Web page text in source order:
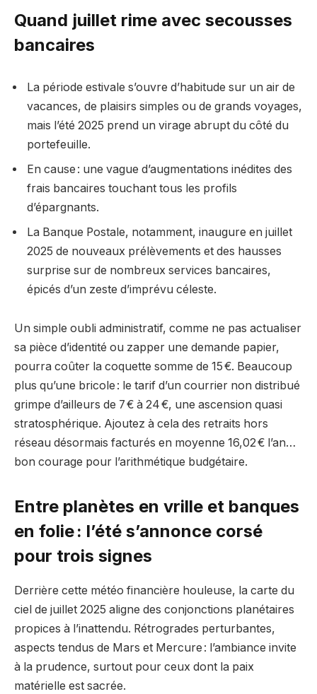
Quand juillet rime avec secousses
bancaires
La période estivale s’ouvre d’habitude sur un air de
vacances, de plaisirs simples ou de grands voyages,
mais l’été 2025 prend un virage abrupt du côté du
portefeuille.
En cause : une vague d’augmentations inédites des
frais bancaires touchant tous les profils
d’épargnants.
La Banque Postale, notamment, inaugure en juillet
2025 de nouveaux prélèvements et des hausses
surprise sur de nombreux services bancaires,
épicés d’un zeste d’imprévu céleste.
Un simple oubli administratif, comme ne pas actualiser
sa pièce d’identité ou zapper une demande papier,
pourra coûter la coquette somme de 15 €. Beaucoup
plus qu’une bricole : le tarif d’un courrier non distribué
grimpe d’ailleurs de 7 € à 24 €, une ascension quasi
stratosphérique. Ajoutez à cela des retraits hors
réseau désormais facturés en moyenne 16,02 € l’an…
bon courage pour l’arithmétique budgétaire.
Entre planètes en vrille et banques
en folie : l’été s’annonce corsé
pour trois signes
Derrière cette météo financière houleuse, la carte du
ciel de juillet 2025 aligne des conjonctions planétaires
propices à l’inattendu. Rétrogrades perturbantes,
aspects tendus de Mars et Mercure : l’ambiance invite
à la prudence, surtout pour ceux dont la paix
matérielle est sacrée.